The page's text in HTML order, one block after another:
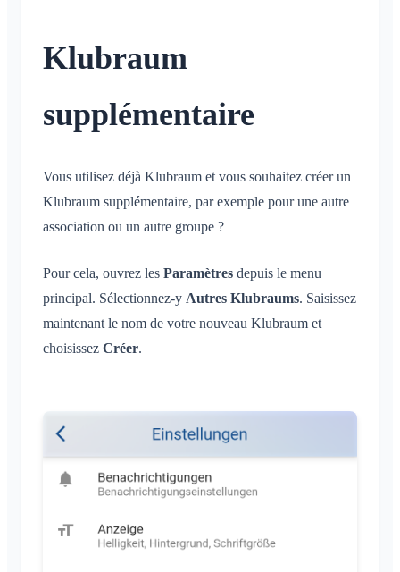
Synchronisation
Supprimer un message
Calendrier
Créer un espace
Quitter un espace
Plusieurs Klubraum
Quitter le Klubraum
Se déconnecter
Modifier la photo de profil
Autorisations d'accès de l'application
Fermer le compte
Administration
Administrateurs supplémentaires
Renvoyer des invitations
Liste des membres
Supprimer des membres
Navigateurs pris en charge
Cas d'usage
FAQ
Klubraum
supplémentaire
Vous utilisez déjà Klubraum et vous souhaitez créer un
Klubraum supplémentaire, par exemple pour une autre
association ou un autre groupe ?
Pour cela, ouvrez les Paramètres depuis le menu
principal. Sélectionnez-y Autres Klubraums. Saisissez
maintenant le nom de votre nouveau Klubraum et
choisissez Créer.